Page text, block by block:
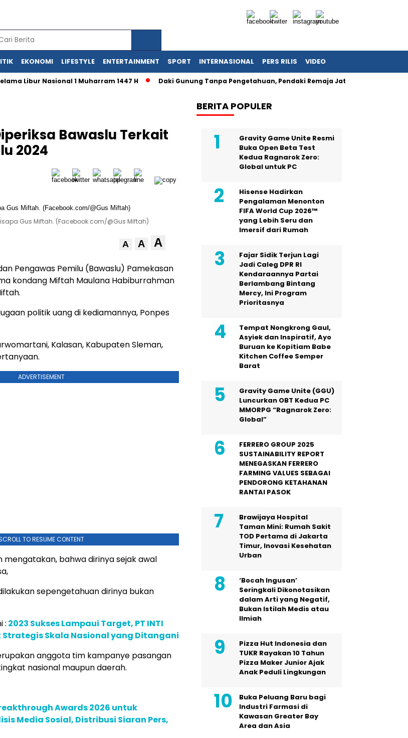
EKONOMI LIFESTYLE ENTERTAINMENT SPORT INTERNASIONAL PERS RILIS VIDEO
Libur Nasional 1 Muharram 1447 H Daki Gunung Tanpa Pengetahuan, Pendaki Remaja Jatuh Tewas di Kudus
Bawaslu Terkait
2024
Gus Miftah. (Facebook.com/@Gus Miftah)
A A A
Pengawas Pemilu (Bawaslu) Pamekasan
kondang Miftah Maulana Habiburrahman
politik uang di kediamannya, Ponpes
Kalasan, Kabupaten Sleman,
ADVERTISEMENT
TO RESUME CONTENT
mengatakan, bahwa dirinya sejak awal
sepengetahuan dirinya bukan
: 2023 Sukses Lampaui Target, PT INTI
Strategis Skala Nasional yang Ditangani
anggota tim kampanye pasangan
nasional maupun daerah.
Awards 2026 untuk
Media Sosial, Distribusi Siaran Pers,
BERITA POPULER
Gravity Game Unite Resmi
Buka Open Beta Test
Kedua Ragnarok Zero:
Global untuk PC
Hisense Hadirkan
Pengalaman Menonton
FIFA World Cup 2026™
yang Lebih Seru dan
Imersif dari Rumah
Fajar Sidik Terjun Lagi
Jadi Caleg DPR RI
Kendaraannya Partai
Berlambang Bintang
Mercy, Ini Program
Prioritasnya
Tempat Nongkrong Gaul,
Asyiek dan Inspiratif, Ayo
Buruan ke Kopitiam Babe
Kitchen Coffee Semper
Barat
Gravity Game Unite (GGU)
Luncurkan OBT Kedua PC
MMORPG “Ragnarok Zero:
Global”
FERRERO GROUP 2025
SUSTAINABILITY REPORT
MENEGASKAN FERRERO
FARMING VALUES SEBAGAI
PENDORONG KETAHANAN
RANTAI PASOK
Brawijaya Hospital
Taman Mini: Rumah Sakit
TOD Pertama di Jakarta
Timur, Inovasi Kesehatan
Urban
‘Bocah Ingusan’
Seringkali Dikonotasikan
dalam Arti yang Negatif,
Bukan Istilah Medis atau
Ilmiah
Pizza Hut Indonesia dan
TUKR Rayakan 10 Tahun
Pizza Maker Junior Ajak
Anak Peduli Lingkungan
Buka Peluang Baru bagi
Industri Farmasi di
Kawasan Greater Bay
Area dan Asia